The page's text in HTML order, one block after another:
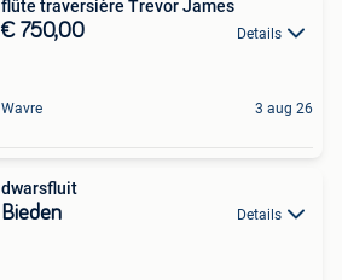
flûte traversière Trevor James
€ 750,00 Details
Wavre 3 aug 26
dwarsfluit
Bieden Details